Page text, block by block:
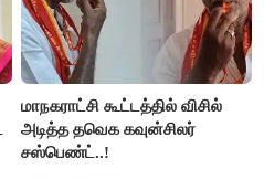
மாநகராட்சி கூட்டத்தில் விசில்
அடித்த தவெக கவுன்சிலர்
சஸ்பெண்ட்..!